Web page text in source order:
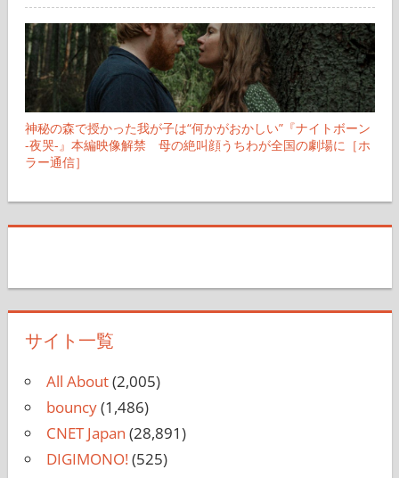
神秘の森で授かった我が子は“何かがおかしい”『ナイトボーン
-夜哭-』本編映像解禁 母の絶叫顔うちわが全国の劇場に［ホ
ラー通信］
サイト一覧
All About(2,005)
bouncy(1,486)
CNET Japan (28,891)
DIGIMONO!(525)